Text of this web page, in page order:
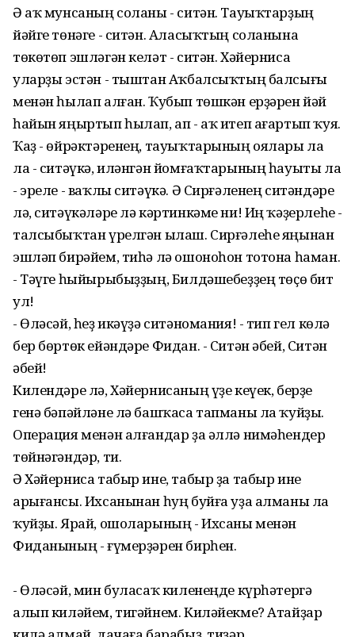
Ә аҡ мунсаның соланы - ситән. Тауыҡтарҙың
йәйге төнәге - ситән. Аласыҡтың соланына
төкөтөп эшләгән келәт - ситән. Хәйерниса
уларҙы эстән - тыштан Аҡбалсыҡтың балсығы
менән һылап алған. Ҡубып төшкән ерҙәрен йәй
һайын яңыртып һылап, ап - аҡ итеп ағартып ҡуя.
Ҡаҙ - өйрәктәренең, тауыҡтарының оялары ла
ла - ситәүкә, иләнгән йомғаҡтарының һауыты ла
- эреле - ваҡлы ситәүкә. Ә Сирғәленең ситәндәре
лә, ситәүкәләре лә кәртинкәме ни! Иң ҡәҙерлеһе -
талсыбыҡтан үрелгән ылаш. Сирғәлеһе яңынан
эшләп бирәйем, тиһә лә ошоноһон тотона һаман.
- Тәүге һыйырыбыҙҙың, Билдәшебеҙҙең төҫө бит
ул!
- Өләсәй, һеҙ икәүҙә ситәномания! - тип гел көлә
бер бөртөк ейәндәре Фидан. - Ситән әбей, Ситән
әбей!
Килендәре лә, Хәйернисаның үҙе кеүек, берҙе
генә бәпәйләне лә башҡаса тапманы ла ҡуйҙы.
Операция менән алғандар ҙа әллә нимәһендер
төйнәгәндәр, ти.
Ә Хәйерниса табыр ине, табыр ҙа табыр ине
арығансы. Ихсанынан һуң буйға уҙа алманы ла
ҡуйҙы. Ярай, ошоларының - Ихсаны менән
Фиданының - ғүмерҙәрен бирһен.
- Өләсәй, мин буласаҡ киленеңде күрһәтергә
алып киләйем, тигәйнем. Киләйекме? Атайҙар